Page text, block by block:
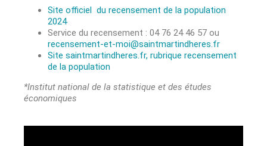
Site officiel du recensement de la population
2024
Service du recensement : 04 76 24 46 57 ou
recensement-et-moi@saintmartindheres.fr
Site saintmartindheres.fr, rubrique recensement
de la population
*Institut national de la statistique et des études
économiques